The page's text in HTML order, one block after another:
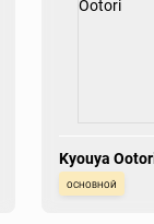
Kyouya
основной